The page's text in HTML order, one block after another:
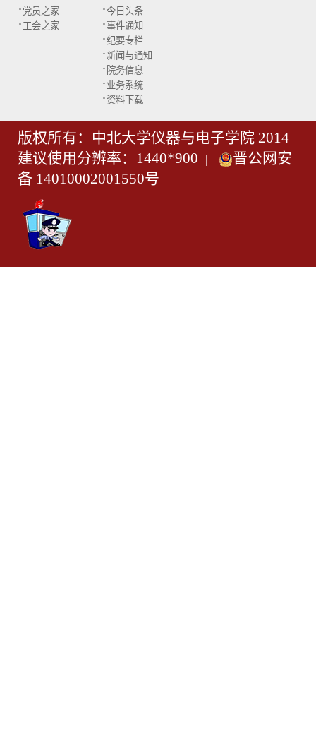
· 党员之家
· 工会之家
·今日头条
·事件通知
·纪要专栏
·新闻与通知
· 院务信息
· 业务系统
·资料下载
版权所有：中北大学仪器与电子学院 2014
建议使用分辨率：1440*900 |
晋公网安
备 14010002001550号